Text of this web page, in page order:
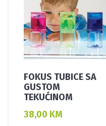
FOKUS TUBICE SA
GUSTOM
TEKUĆINOM
38,00 KM